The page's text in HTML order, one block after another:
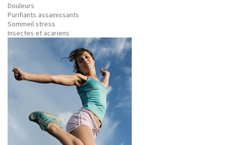
Douleurs
Purifiants assainissants
Sommeil stress
Insectes et acariens